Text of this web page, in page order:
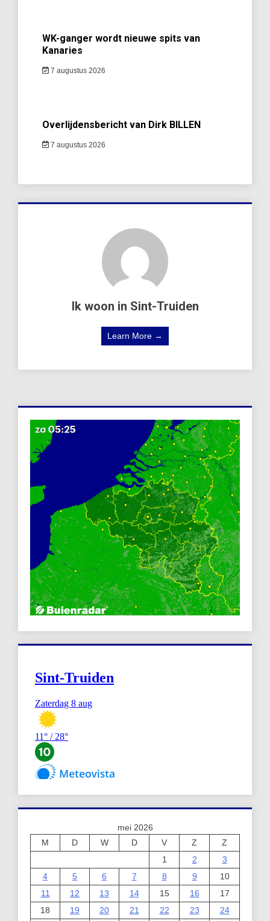
WK-ganger wordt nieuwe spits van
Kanaries
7 augustus 2026
Overlijdensbericht van Dirk BILLEN
7 augustus 2026
Ik woon in Sint-Truiden
Learn More →
mei 2026
M
D W D V Z
Z
1
2
3
4
5 6 7 8 9
10
11
12 13 14 15 16
17
18
19 20 21 22 23
24